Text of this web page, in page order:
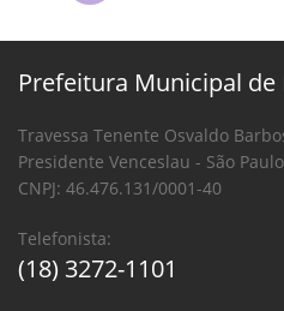
Prefeitura Municipal de
Travessa Tenente Osvaldo
Presidente Venceslau - São
CNPJ: 46.476.131/0001-40
Telefonista:
(18) 3272-1101